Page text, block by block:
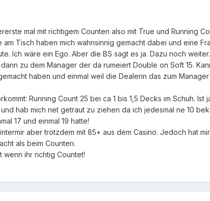
mal mit richtigem Counten also mit True und Running
Tisch haben mich wahnsinnig gemacht dabei und eine
Ich wäre ein Ego. Aber die BS sagt es ja. Dazu noch
zu dem Manager der da rumeiert Double on Soft 15.
haben und einmal weil die Dealerin das zum
Running Count 25 bei ca 1 bis 1,5 Decks im Schuh.
hab mich net getraut zu ziehen da ich jedesmal ne 10
17 und einmal 19 hatte!
aber trotzdem mit 85+ aus dem Casino. Jedoch hat
als beim Counten.
wenn ihr richtig Countet!